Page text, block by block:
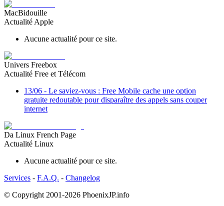
MacBidouille
Actualité Apple
Aucune actualité pour ce site.
Univers Freebox
Actualité Free et Télécom
13/06 - Le saviez-vous : Free Mobile cache une option
gratuite redoutable pour disparaître des appels sans couper
internet
Da Linux French Page
Actualité Linux
Aucune actualité pour ce site.
Services - F.A.Q. - Changelog
© Copyright 2001-2026 PhoenixJP.info